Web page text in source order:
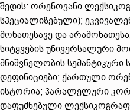
შედის: ორენოვანი
სპეციალიზებული);
მონათესავე და
სიტყვების უნივერსალური
მნიშვნელობის
დეფინიციები; ქართული
ისტორია; პარალელური
დაფუძნებული